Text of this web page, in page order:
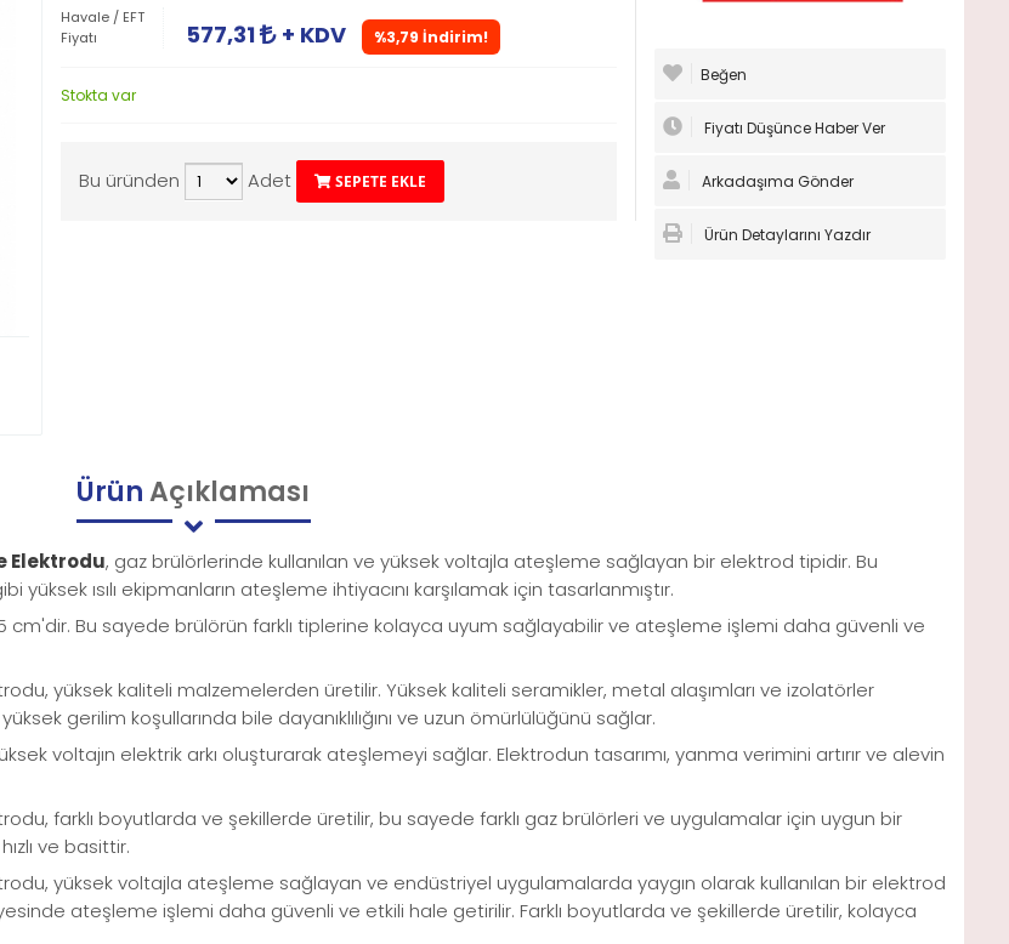
Havale / EFT
Fiyatı
577,31 + KDV %3,79 İndirim!
Stokta var
Bu üründen Adet SEPETE EKLE
Beğen
Fiyatı Düşünce Haber Ver
Arkadaşıma Gönder
Ürün Detaylarını Yazdır
ÜrünAçıklaması
Elektrodu, gaz brülörlerinde kullanılan ve yüksek voltajla ateşleme sağlayan bir elektrod tipidir. Bu
ısılı ekipmanların ateşleme ihtiyacını karşılamak için tasarlanmıştır.
cm'dir. Bu sayede brülörün farklı tiplerine kolayca uyum sağlayabilir ve ateşleme işlemi daha güvenli ve
yüksek kaliteli malzemelerden üretilir. Yüksek kaliteli seramikler, metal alaşımları ve izolatörler
gerilim koşullarında bile dayanıklılığını ve uzun ömürlülüğünü sağlar.
voltajın elektrik arkı oluşturarak ateşlemeyi sağlar. Elektrodun tasarımı, yanma verimini artırır ve alevin
farklı boyutlarda ve şekillerde üretilir, bu sayede farklı gaz brülörleri ve uygulamalar için uygun bir
ve basittir.
yüksek voltajla ateşleme sağlayan ve endüstriyel uygulamalarda yaygın olarak kullanılan bir elektrod
ateşleme işlemi daha güvenli ve etkili hale getirilir. Farklı boyutlarda ve şekillerde üretilir, kolayca